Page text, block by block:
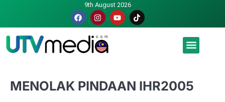
9th August 2026
MENOLAK PINDAAN IHR2005